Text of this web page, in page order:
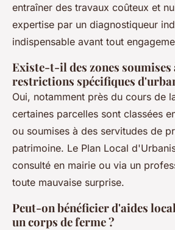
entraîner des travaux coûteux et
expertise par un diagnostiqueur
indispensable avant tout
Existe-t-il des zones soumises
restrictions spécifiques
Oui, notamment près du cours de
certaines parcelles sont classées
ou soumises à des servitudes de
patrimoine. Le Plan Local
consulté en mairie ou via un
toute mauvaise surprise.
Peut-on bénéficier d'aides
un corps de ferme ?